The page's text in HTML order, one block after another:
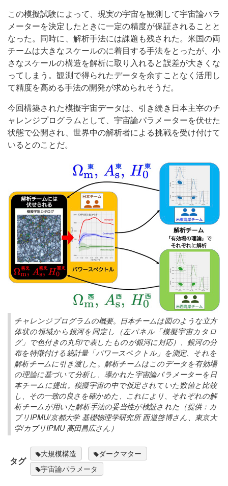
この模擬試験によって、現実の宇宙を観測して宇宙論パラ
メーターを決定したときに一定の精度が保証されることと
なった。同時に、解析手法には課題も残された。米国の両
チームは大きなスケールのに着目する手法をとったが、小
さなスケールの構造を解析に取り入れると誤差が大きくな
ってしまう。観測で得られたデータを余すことなく活用し
て精度を高める手法の開発が求められそうだ。
今回構築された模擬宇宙データは、引き続き日本主宰のチ
ャレンジプログラムとして、宇宙論パラメーターを伏せた
状態で公開され、世界中の解析者による挑戦を受け付けて
いるとのことだ。
チャレンジプログラムの概要。日本チームは図のような立方
体状の領域から銀河を同定し（左パネル「模擬宇宙カタロ
グ」で色付きの丸印で表したものが銀河に対応）、銀河の分
布を特徴付ける統計量「パワースペクトル」を測定、それを
解析チームに引き渡した。解析チームはこのデータを有効場
の理論に基づいて分析し、導かれた宇宙論パラメーターを日
本チームに提出。模擬宇宙の中で仮定されていた数値と比較
し、その一致の良さを確かめた、これにより、それぞれの解
析チームが用いた解析手法の妥当性が検証された（提供：カ
ブリIPMU/京都大学 基礎物理学研究所 西道啓博さん、東京大
学/カブリIPMU 高田昌広さん）
タグ
大規模構造
ダークマター
宇宙論パラメータ